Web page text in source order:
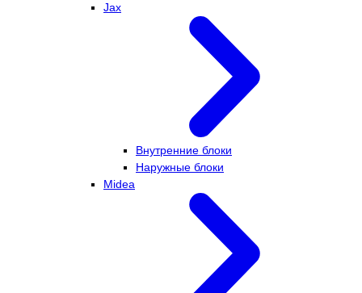
Jax
Внутренние блоки
Наружные блоки
Midea